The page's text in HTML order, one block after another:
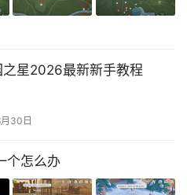
之星2026最新新手教程
30日
个怎么办